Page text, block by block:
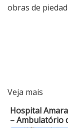
obras de
Veja mais
Hospital
– Ambulatório